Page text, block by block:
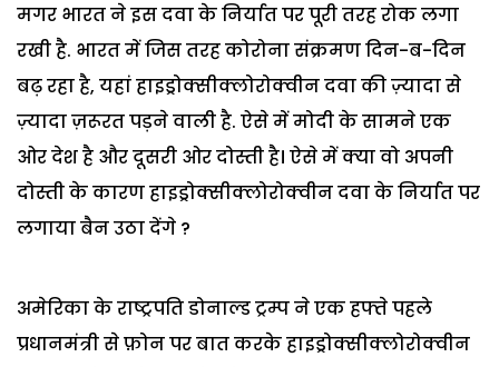
मगर भारत ने इस दवा के निर्यात पर पूरी तरह रोक लगा
रखी है. भारत में जिस तरह कोरोना संक्रमण दिन-ब-दिन
बढ़ रहा है, यहां हाइड्रोक्सीक्लोरोक्वीन दवा की ज़्यादा से
ज़्यादा ज़रूरत पड़ने वाली है. ऐसे में मोदी के सामने एक
ओर देश है और दूसरी ओर दोस्ती है। ऐसे में क्या वो अपनी
दोस्ती के कारण हाइड्रोक्सीक्लोरोक्वीन दवा के निर्यात पर
लगाया बैन उठा देंगे ?
अमेरिका के राष्ट्रपति डोनाल्ड ट्रम्प ने एक हफ्ते पहले
प्रधानमंत्री से फ़ोन पर बात करके हाइड्रोक्सीक्लोरोक्वीन